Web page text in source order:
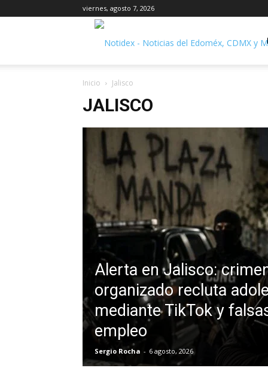
viernes, agosto 7, 2026
Inicio Jalisco
JALISCO
Alerta en Jalisco:
organizado recluta
mediante TikTok y
empleo
Sergio Rocha - 6 agosto, 2026